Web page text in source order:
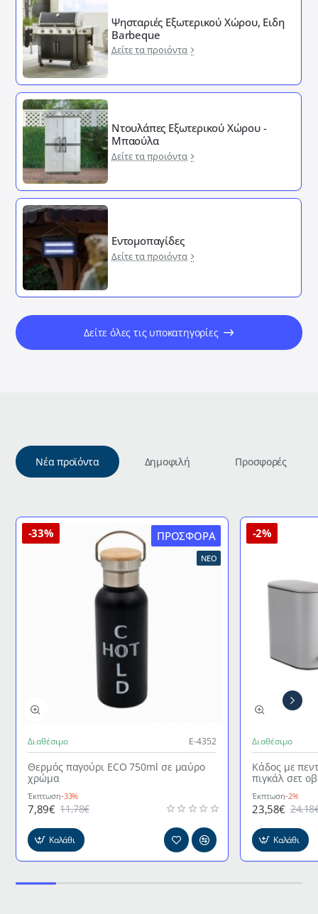
Ψησταριές Εξωτερικού Χώρου, Ειδη
Barbeque
Δείτε τα προιόντα
Ντουλάπες Εξωτερικού Χώρου -
Μπαούλα
Δείτε τα προιόντα
Εντομοπαγίδες
Δείτε τα προιόντα
Δείτε όλες τις υποκατηγορίες
Νέα προϊόντα Δημοφιλή Προσφορές
ΠΡΟΣΦΟΡΆ
ΝΈΟ
-33%
Διαθέσιμο Ε-4352
Θερμός παγούρι ECO 750ml σε μαύρο
χρώμα
Έκπτωση-33%
7,89€ 11,78€
Καλάθι
-2%
Διαθέσιμο
Κάδος με
πιγκάλ σετ
Έκπτωση-2%
23,58€
Καλάθι